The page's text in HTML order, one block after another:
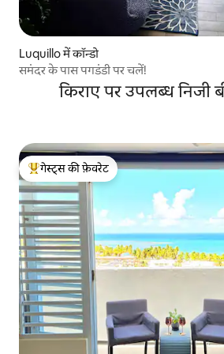
Luquillo में कॉन्डो
समंदर के पास पगडंडी पर चलें!
किराए पर उपलब्ध निजी
गेस्ट्स का टॉप फ़ेवरेट
गेस्ट्स की फ़ेवरेट